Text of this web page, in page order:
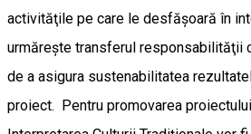
activităţile pe care le desfășoară în
urmăreşte transferul responsabilităţii
de a asigura sustenabilitatea
proiect. Pentru promovarea